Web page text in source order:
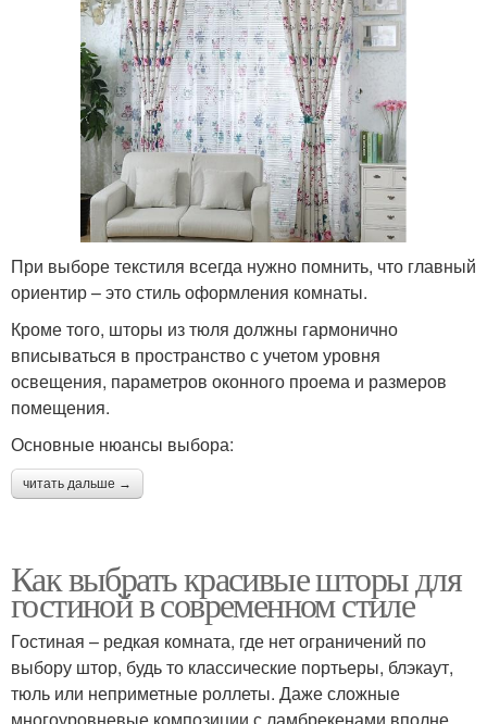
При выборе текстиля всегда нужно помнить, что главный
ориентир – это стиль оформления комнаты.
Кроме того, шторы из тюля должны гармонично
вписываться в пространство с учетом уровня
освещения, параметров оконного проема и размеров
помещения.
Основные нюансы выбора:
читать дальше →
Как выбрать красивые шторы для
гостиной в современном стиле
Гостиная – редкая комната, где нет ограничений по
выбору штор, будь то классические портьеры, блэкаут,
тюль или неприметные роллеты. Даже сложные